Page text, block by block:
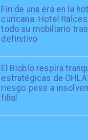
Fin de una era en la
curicana: Hotel
todo su mobiliario
definitivo
El Biobío respira
estratégicas de
riesgo pese a
filial